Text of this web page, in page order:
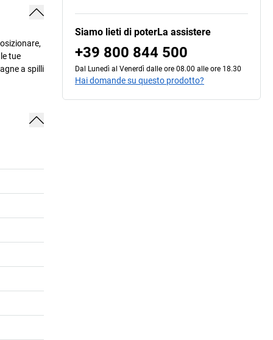
tue
a spilli
Siamo lieti di poterLa assistere
+39 800 844 500
Dal Lunedì al Venerdì dalle ore 08.00 alle ore 18.30
Hai domande su questo prodotto?